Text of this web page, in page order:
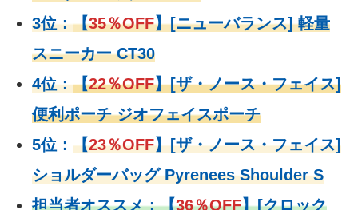
3位：【35％OFF】[ニューバランス] 軽量
スニーカー CT30
4位：【22％OFF】[ザ・ノース・フェイス]
便利ポーチ ジオフェイスポーチ
5位： 【23％OFF】[ザ・ノース・フェイス]
ショルダーバッグ Pyrenees Shoulder S
担当者オススメ：【36％OFF】[クロック